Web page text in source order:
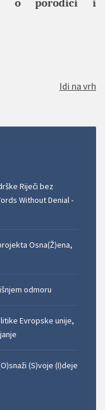
o porodici i
Idi na vrh
Riječi bez
Without Denial -
Osna(Ž)ena,
odmoru
Evropske unije,
(S)voje (I)deje